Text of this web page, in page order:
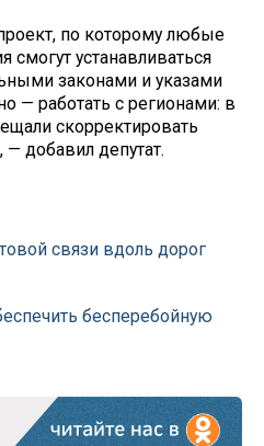
по которому любые
смогут устанавливаться
законами и указами
— работать с регионами: в
скорректировать
— добавил депутат.
связи вдоль дорог
бесперебойную